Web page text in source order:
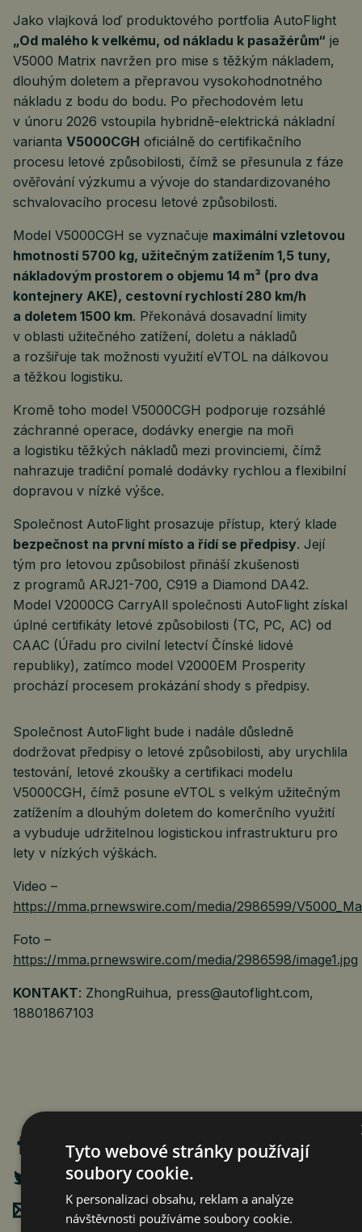
Jako vlajková loď produktového portfolia AutoFlight
„Od malého k velkému, od nákladu k pasažérům“ je
V5000 Matrix navržen pro mise s těžkým nákladem,
dlouhým doletem a přepravou vysokohodnotného
nákladu z bodu do bodu. Po přechodovém letu
v únoru 2026 vstoupila hybridně-elektrická nákladní
varianta V5000CGH oficiálně do certifikačního
procesu letové způsobilosti, čímž se přesunula z fáze
ověřování výzkumu a vývoje do standardizovaného
schvalovacího procesu letové způsobilosti.
Model V5000CGH se vyznačuje maximální vzletovou
hmotností 5700 kg, užitečným zatížením 1,5 tuny,
nákladovým prostorem o objemu 14 m³ (pro dva
kontejnery AKE), cestovní rychlostí 280 km/h
a doletem 1500 km. Překonává dosavadní limity
v oblasti užitečného zatížení, doletu a nákladů
a rozšiřuje tak možnosti využití eVTOL na dálkovou
a těžkou logistiku.
Kromě toho model V5000CGH podporuje rozsáhlé
záchranné operace, dodávky energie na moři
a logistiku těžkých nákladů mezi provinciemi, čímž
nahrazuje tradiční pomalé dodávky rychlou a flexibilní
dopravou v nízké výšce.
Společnost AutoFlight prosazuje přístup, který klade
bezpečnost na první místo a řídí se předpisy. Její
tým pro letovou způsobilost přináší zkušenosti
z programů ARJ21-700, C919 a Diamond DA42.
Model V2000CG CarryAll společnosti AutoFlight získal
úplné certifikáty letové způsobilosti (TC, PC, AC) od
CAAC (Úřadu pro civilní letectví Čínské lidové
republiky), zatímco model V2000EM Prosperity
prochází procesem prokázání shody s předpisy.
Společnost AutoFlight bude i nadále důsledně
dodržovat předpisy o letové způsobilosti, aby urychlila
testování, letové zkoušky a certifikaci modelu
V5000CGH, čímž posune eVTOL s velkým užitečným
zatížením a dlouhým doletem do komerčního využití
a vybuduje udržitelnou logistickou infrastrukturu pro
lety v nízkých výškách.
Video –
https://mma.prnewswire.com/media/2986599/
Foto –
https://mma.prnewswire.com/media/2986598/image1.jpg
KONTAKT: ZhongRuihua, press@autoflight.com,
18801867103
Poslat mailem
Tyto webové stránky používají
soubory cookie.
K personalizaci obsahu, reklam a analýze
návštěvnosti používáme soubory cookie.